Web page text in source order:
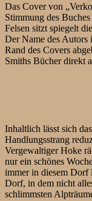
Das Cover von
Stimmung des
Felsen sitzt spiegelt
Der Name des Autors
Rand des Covers
Smiths Bücher direkt
Inhaltlich lässt sich
Handlungsstrang
Vergewaltiger Hoke
nur ein schönes
immer in diesem Dorf
Dorf, in dem nicht
schlimmsten